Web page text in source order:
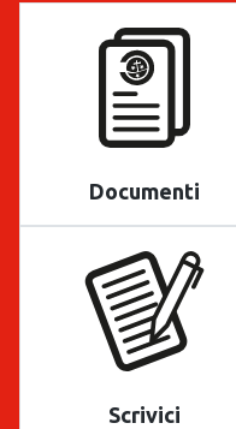
Documenti
Scrivici